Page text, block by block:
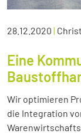
28.12.2020 |
Eine
Wir optimieren
die Integration